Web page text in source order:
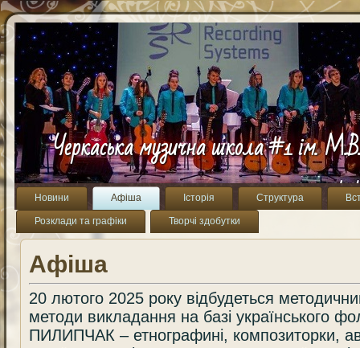
Черкаська музична школа #1 ім.
Новини Афіша Історія Структура
Розклади та графіки Творчі здобутки
Афіша
20 лютого 2025 року відбудеться
методи викладання на базі українського
ПИЛИПЧАК – етнографині, композиторки,